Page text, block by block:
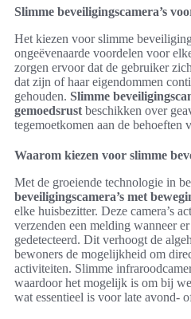
Slimme beveiligingscamera’s
Het kiezen voor slimme
ongeëvenaarde voordelen voor
zorgen ervoor dat de gebruiker
dat zijn of haar eigendommen
gehouden. Slimme
gemoedsrust beschikken over
tegemoetkomen aan de behoeften
Waarom kiezen voor slimme
Met de groeiende technologie in
beveiligingscamera’s met
elke huisbezitter. Deze camera’s
verzenden een melding wanneer
gedetecteerd. Dit verhoogt de
bewoners de mogelijkheid om
activiteiten. Slimme
waardoor het mogelijk is om bij
wat essentieel is voor late avond-